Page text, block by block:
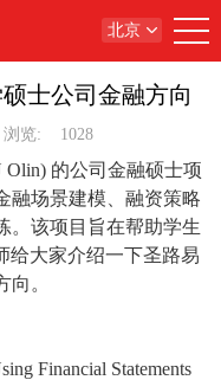
北京
士公司金融方向
浏览: 1028
Olin) 的公司金融硕士项
融场景建模、融资策略
。该项目旨在帮助学生
给大家介绍一下圣路易
。
Financial Statements